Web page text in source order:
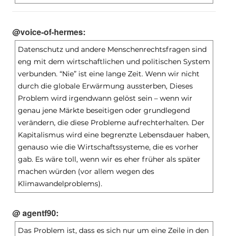
@voice-of-hermes:
Datenschutz und andere Menschenrechtsfragen sind
eng mit dem wirtschaftlichen und politischen System
verbunden. “Nie” ist eine lange Zeit. Wenn wir nicht
durch die globale Erwärmung aussterben, Dieses
Problem wird irgendwann gelöst sein – wenn wir
genau jene Märkte beseitigen oder grundlegend
verändern, die diese Probleme aufrechterhalten. Der
Kapitalismus wird eine begrenzte Lebensdauer haben,
genauso wie die Wirtschaftssysteme, die es vorher
gab. Es wäre toll, wenn wir es eher früher als später
machen würden (vor allem wegen des
Klimawandelproblems).
@ agentf90:
Das Problem ist, dass es sich nur um eine Zeile in den